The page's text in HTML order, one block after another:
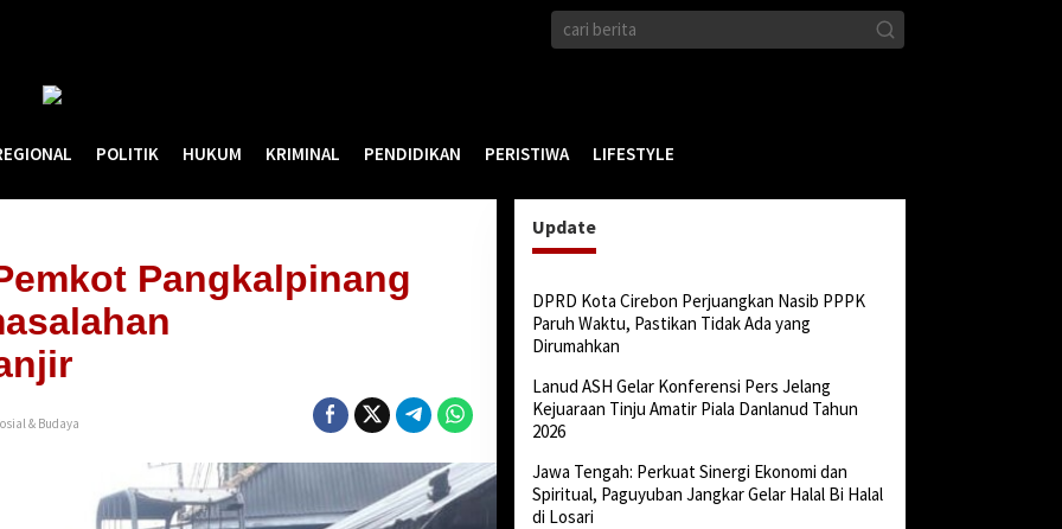
POLITIK HUKUM KRIMINAL PENDIDIKAN PERISTIWA LIFESTYLE
Pangkalpinang
& Budaya
Update
DPRD Kota Cirebon Perjuangkan Nasib PPPK
Paruh Waktu, Pastikan Tidak Ada yang
Dirumahkan
Lanud ASH Gelar Konferensi Pers Jelang
Kejuaraan Tinju Amatir Piala Danlanud Tahun
2026
Jawa Tengah: Perkuat Sinergi Ekonomi dan
Spiritual, Paguyuban Jangkar Gelar Halal Bi Halal
di Losari